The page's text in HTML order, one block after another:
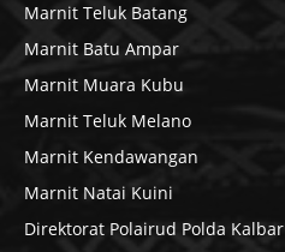
Marnit Teluk Batang
Marnit Batu Ampar
Marnit Muara Kubu
Marnit Teluk Melano
Marnit Kendawangan
Marnit Natai Kuini
Direktorat Polairud Polda Kalbar